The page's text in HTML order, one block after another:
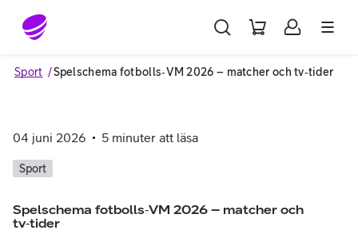
Gå till sidans innehåll
Sport Spelschema fotbolls‑VM 2026 – matcher och tv‑tider
04 juni 2026 5 minuter att läsa
Sport
Spelschema fotbolls‑VM 2026 – matcher och
tv‑tider